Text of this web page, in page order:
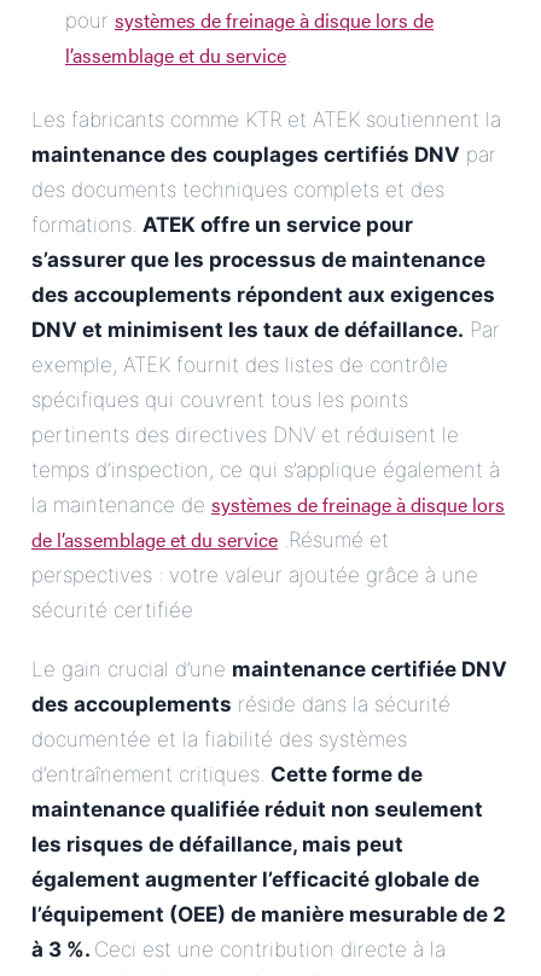
pour systèmes de freinage à disque lors de
l’assemblage et du service.
Les fabricants comme KTR et ATEK soutiennent la
maintenance des couplages certifiés DNV par
des documents techniques complets et des
formations. ATEK offre un service pour
s’assurer que les processus de maintenance
des accouplements répondent aux exigences
DNV et minimisent les taux de défaillance. Par
exemple, ATEK fournit des listes de contrôle
spécifiques qui couvrent tous les points
pertinents des directives DNV et réduisent le
temps d’inspection, ce qui s’applique également à
la maintenance de systèmes de freinage à disque lors
de l’assemblage et du service .Résumé et
perspectives : votre valeur ajoutée grâce à une
sécurité certifiée
Le gain crucial d’une maintenance certifiée DNV
des accouplements réside dans la sécurité
documentée et la fiabilité des systèmes
d’entraînement critiques. Cette forme de
maintenance qualifiée réduit non seulement
les risques de défaillance, mais peut
également augmenter l’efficacité globale de
l’équipement (OEE) de manière mesurable de 2
à 3 %. Ceci est une contribution directe à la